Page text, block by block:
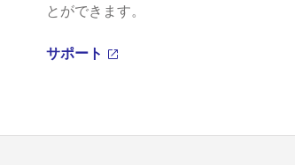
とができます。
サポート